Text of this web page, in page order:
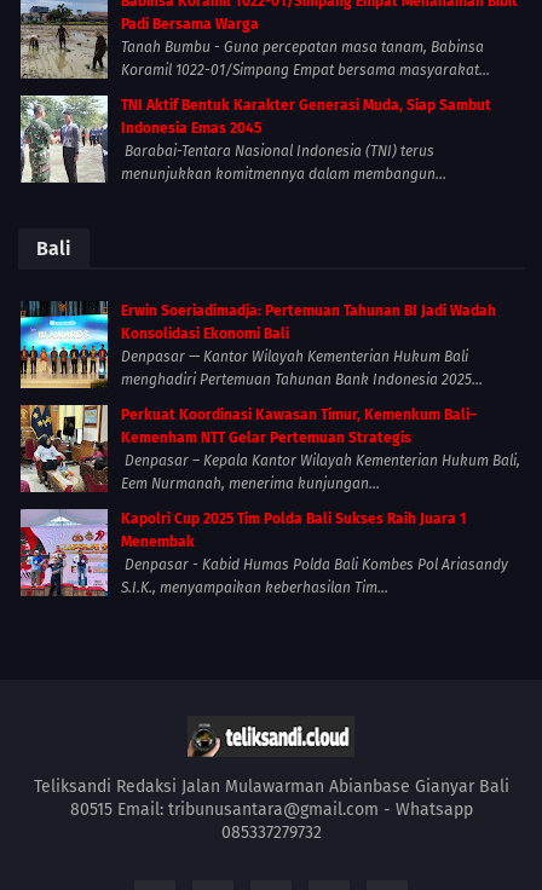
Padi Bersama Warga
Tanah Bumbu - Guna percepatan masa tanam, Babinsa
Koramil 1022-01/Simpang Empat bersama masyarakat...
TNI Aktif Bentuk Karakter Generasi Muda, Siap Sambut
Indonesia Emas 2045
Barabai-Tentara Nasional Indonesia (TNI) terus
menunjukkan komitmennya dalam membangun...
Bali
Erwin Soeriadimadja: Pertemuan Tahunan BI Jadi Wadah
Konsolidasi Ekonomi Bali
Denpasar — Kantor Wilayah Kementerian Hukum Bali
menghadiri Pertemuan Tahunan Bank Indonesia 2025...
Perkuat Koordinasi Kawasan Timur, Kemenkum Bali–
Kemenham NTT Gelar Pertemuan Strategis
Denpasar – Kepala Kantor Wilayah Kementerian Hukum Bali,
Eem Nurmanah, menerima kunjungan...
Kapolri Cup 2025 Tim Polda Bali Sukses Raih Juara 1
Menembak
Denpasar - Kabid Humas Polda Bali Kombes Pol Ariasandy
S.I.K., menyampaikan keberhasilan Tim...
Teliksandi Redaksi Jalan Mulawarman Abianbase Gianyar Bali
80515 Email: tribunusantara@gmail.com - Whatsapp
085337279732